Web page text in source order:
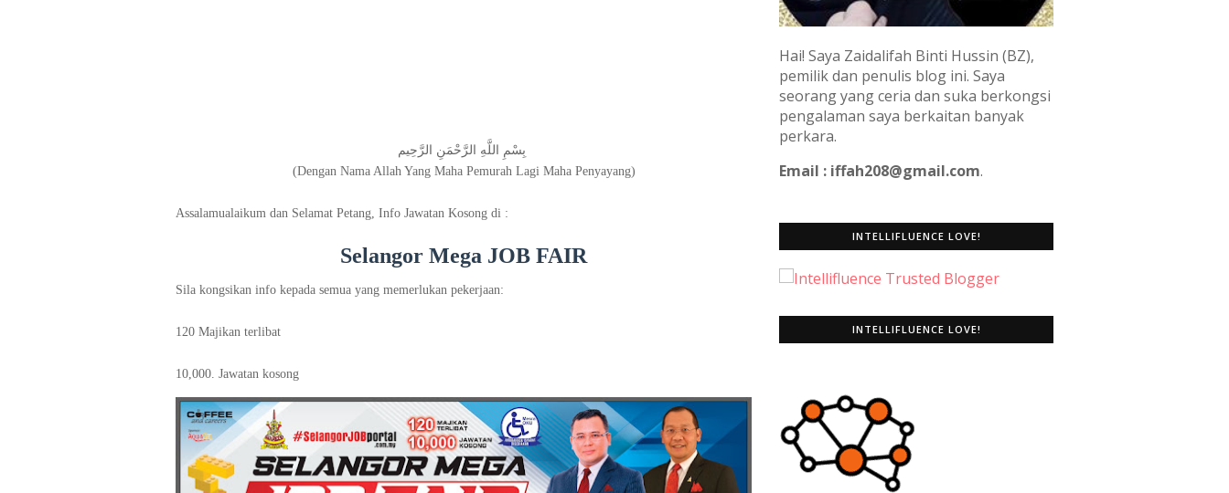
(Dengan Nama Allah Yang Maha Pemurah Lagi Maha Penyayang)
Assalamualaikum dan Selamat Petang, Info Jawatan Kosong di :
Selangor Mega JOB FAIR
Sila kongsikan info kepada semua yang memerlukan pekerjaan:
120 Majikan terlibat
10,000. Jawatan kosong
Hai! Saya Zaidalifah Binti Hussin (BZ),
pemilik dan penulis blog ini. Saya
seorang yang ceria dan suka berkongsi
pengalaman saya berkaitan banyak
perkara.
Email : iffah208@gmail.com.
INTELLIFLUENCE LOVE!
INTELLIFLUENCE LOVE!